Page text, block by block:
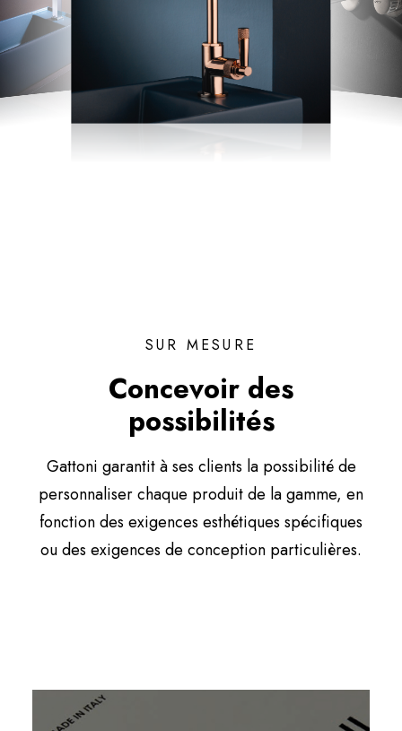
SUR MESURE
Concevoir des
possibilités
Gattoni garantit à ses clients la possibilité de
personnaliser chaque produit de la gamme, en
fonction des exigences esthétiques spécifiques
ou des exigences de conception particulières.